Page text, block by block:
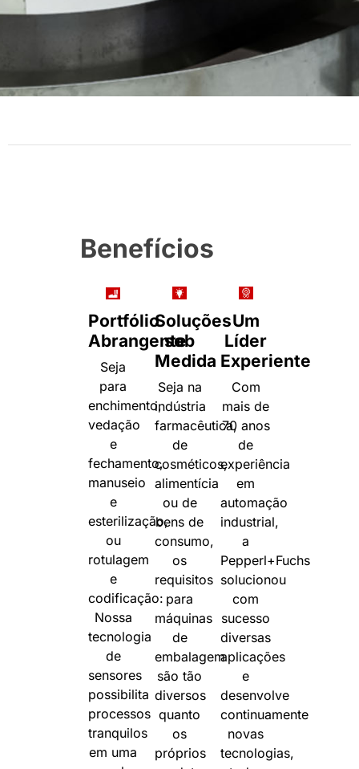
Benefícios
Portfólio
Abrangente
Seja
para
enchimento,
vedação
e
fechamento,
manuseio
e
esterilização,
ou
rotulagem
e
codificação:
Nossa
tecnologia
de
sensores
possibilita
processos
tranquilos
em uma
Soluções
sob
Medida
Seja na
indústria
farmacêutica,
de
cosméticos,
alimentícia
ou de
bens de
consumo,
os
requisitos
para
máquinas
de
embalagem
são tão
diversos
quanto
os
próprios
Um
Líder
Experiente
Com
mais de
70 anos
de
experiência
em
automação
industrial,
a
Pepperl+Fuchs
solucionou
com
sucesso
diversas
aplicações
e
desenvolve
continuamente
novas
tecnologias,